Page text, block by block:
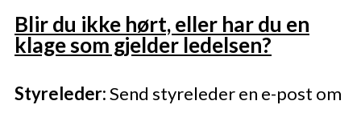
Blir du ikke hørt, eller har du en
klage som gjelder ledelsen?
Styreleder:Send styreleder en e-post om